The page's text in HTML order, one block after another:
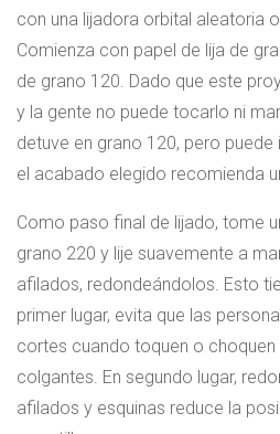
con una lijadora orbital aleatoria
Comienza con papel de lija de
de grano 120. Dado que este
y la gente no puede tocarlo ni
detuve en grano 120, pero
el acabado elegido recomienda
Como paso final de lijado, tome
grano 220 y lije suavemente a
afilados, redondeándolos. Esto
primer lugar, evita que las
cortes cuando toquen o
colgantes. En segundo lugar,
afilados y esquinas reduce la